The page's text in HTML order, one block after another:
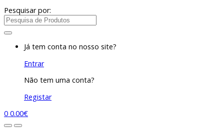
Pesquisar por:
Já tem conta no nosso site?
Entrar
Não tem uma conta?
Registar
0 0.00€